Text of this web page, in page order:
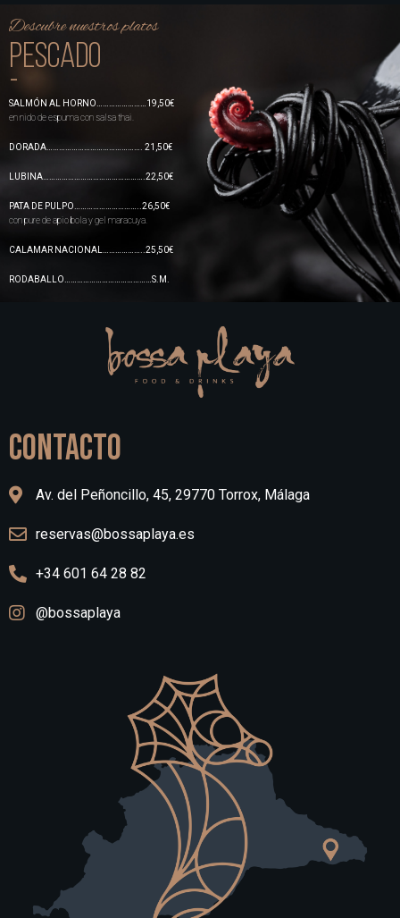
Descubre nuestros platos
pescado
-
SALMÓN AL HORNO……………………19,50€
en nido de espuma con salsa thai.
DORADA………………………………………. 21,50€
LUBINA………………………………………….22,50€
PATA DE PULPO…………………………..26,50€
con pure de apio bola y gel maracuya.
CALAMAR NACIONAL………………..25,50€
RODABALLO……………………………………S.M.
CONTACTO
Av. del Peñoncillo, 45, 29770 Torrox, Málaga
reservas@bossaplaya.es
+34 601 64 28 82
@bossaplaya